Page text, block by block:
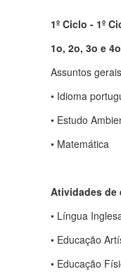
1º Ciclo - 1º
1o, 2o, 3o e
Assuntos
• Idioma
• Estudo
• Matemática
Atividades de
• Língua
• Educação
• Educação